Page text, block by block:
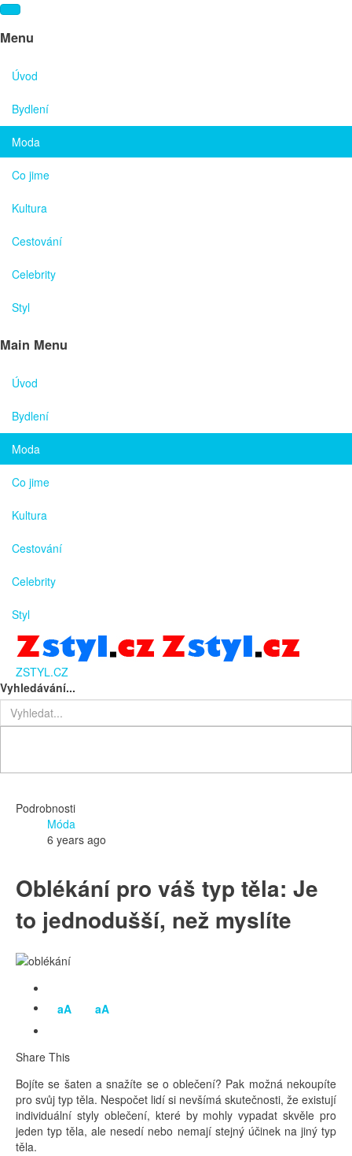
Menu
Úvod
Bydlení
Moda
Co jime
Kultura
Cestování
Celebrity
Styl
Main Menu
Úvod
Bydlení
Moda
Co jime
Kultura
Cestování
Celebrity
Styl
ZSTYL.CZ
Vyhledávání...
Podrobnosti
Móda
6 years ago
Oblékání pro váš typ těla: Je
to jednodušší, než myslíte
aA aA
Share This
Bojíte se šaten a snažíte se o oblečení? Pak možná nekoupíte
pro svůj typ těla. Nespočet lidí si nevšímá skutečnosti, že existují
individuální styly oblečení, které by mohly vypadat skvěle pro
jeden typ těla, ale nesedí nebo nemají stejný účinek na jiný typ
těla.